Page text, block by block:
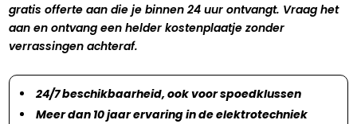
gratis offerte aan die je binnen 24 uur ontvangt. Vraag het
aan en ontvang een helder kostenplaatje zonder
verrassingen achteraf.
24/7 beschikbaarheid, ook voor spoedklussen
Meer dan 10 jaar ervaring in de elektrotechniek